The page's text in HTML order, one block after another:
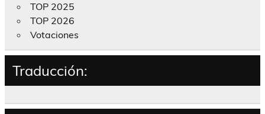
TOP 2025
TOP 2026
Votaciones
Traducción: